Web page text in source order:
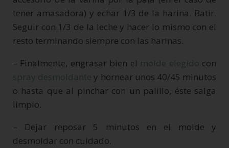
tener amasadora) y echar 1/3 de la harina. Batir.
Seguir con 1/3 de la leche y hacer lo mismo con el
resto terminando siempre con las harinas.
– Finalmente, engrasar bien el molde elegido con
spray desmoldante y hornear unos 40/45 minutos
o hasta que al pinchar con un palillo, éste salga
limpio.
– Dejar reposar 5 minutos en el molde y
desmoldar con cuidado.